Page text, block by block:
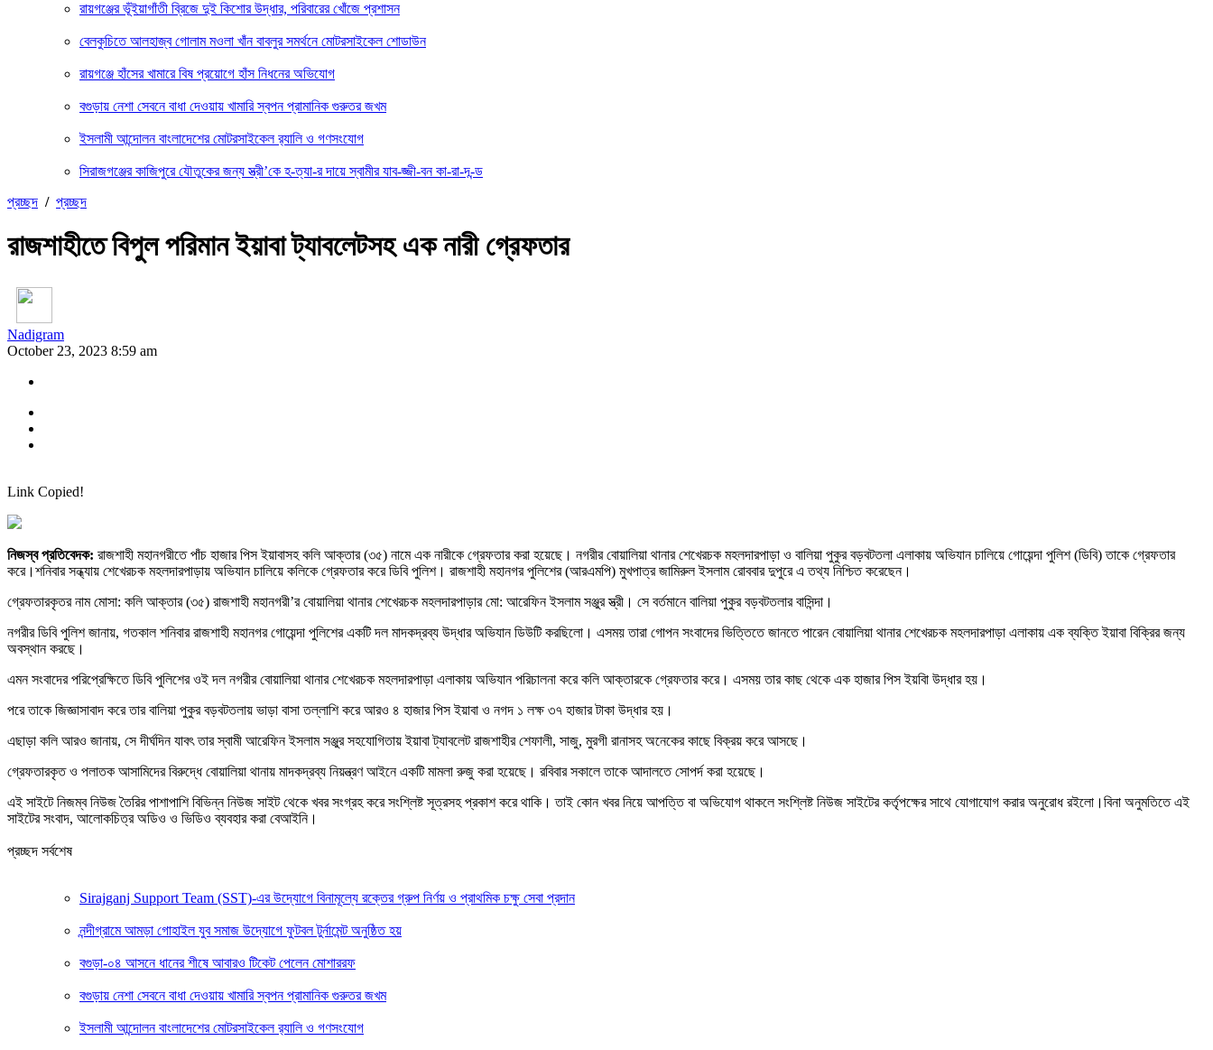
রায়গঞ্জের ভূঁইয়াগাঁতী ব্রিজে দুই কিশোর উদ্ধার, পরিবারের খোঁজে প্রশাসন
বেলকুচিতে আলহাজ্ব গোলাম মওলা খাঁন বাবলুর সমর্থনে মোটরসাইকেল শোডাউন
রায়গঞ্জে হাঁসের খামারে বিষ প্রয়োগে হাঁস নিধনের অভিযোগ
বগুড়ায় নেশা সেবনে বাধা দেওয়ায় খামারি স্বপন প্রামানিক গুরুতর জখম
ইসলামী আন্দোলন বাংলাদেশের মোটরসাইকেল র‍্যালি ও গণসংযোগ
সিরাজগঞ্জের কাজিপুরে যৌতুকের জন্য স্ত্রী’কে হ-ত্যা-র দায়ে স্বামীর যাব-জ্জী-বন কা-রা-দ-ন্ড
প্রচ্ছদ / প্রচ্ছদ
রাজশাহীতে বিপুল পরিমান ইয়াবা ট্যাবলেটসহ এক নারী গ্রেফতার
Nadigram
October 23, 2023 8:59 am
Link Copied!
নিজস্ব প্রতিবেদক: রাজশাহী মহানগরীতে পাঁচ হাজার পিস ইয়াবাসহ কলি আক্তার (৩৫) নামে এক নারীকে গ্রেফতার করা হয়েছে। নগরীর বোয়ালিয়া থানার শেখেরচক মহলদারপাড়া ও বালিয়া পুকুর বড়বটতলা এলাকায় অভিযান চালিয়ে গোয়েন্দা পুলিশ (ডিবি) তাকে গ্রেফতার
করে।শনিবার সন্ধ্যায় শেখেরচক মহলদারপাড়ায় অভিযান চালিয়ে কলিকে গ্রেফতার করে ডিবি পুলিশ। রাজশাহী মহানগর পুলিশের (আরএমপি) মুখপাত্র জামিরুল ইসলাম রোববার দুপুরে এ তথ্য নিশ্চিত করেছেন।
গ্রেফতারকৃতর নাম মোসা: কলি আক্তার (৩৫) রাজশাহী মহানগরী’র বোয়ালিয়া থানার শেখেরচক মহলদারপাড়ার মো: আরেফিন ইসলাম সঞ্জুর স্ত্রী। সে বর্তমানে বালিয়া পুকুর বড়বটতলার বাসিন্দা।
নগরীর ডিবি পুলিশ জানায়, গতকাল শনিবার রাজশাহী মহানগর গোয়েন্দা পুলিশের একটি দল মাদকদ্রব্য উদ্ধার অভিযান ডিউটি করছিলো। এসময় তারা গোপন সংবাদের ভিত্তিতে জানতে পারেন বোয়ালিয়া থানার শেখেরচক মহলদারপাড়া এলাকায় এক ব্যক্তি ইয়াবা বিক্রির জন্য
অবস্থান করছে।
এমন সংবাদের পরিপ্রেক্ষিতে ডিবি পুলিশের ওই দল নগরীর বোয়ালিয়া থানার শেখেরচক মহলদারপাড়া এলাকায় অভিযান পরিচালনা করে কলি আক্তারকে গ্রেফতার করে। এসময় তার কাছ থেকে এক হাজার পিস ইয়বিা উদ্ধার হয়।
পরে তাকে জিজ্ঞাসাবাদ করে তার বালিয়া পুকুর বড়বটতলায় ভাড়া বাসা তল্লাশি করে আরও ৪ হাজার পিস ইয়াবা ও নগদ ১ লক্ষ ৩৭ হাজার টাকা উদ্ধার হয়।
এছাড়া কলি আরও জানায়, সে দীর্ঘদিন যাবৎ তার স্বামী আরেফিন ইসলাম সঞ্জুর সহযোগিতায় ইয়াবা ট্যাবলেট রাজশাহীর শেফালী, সাজু, মুরগী রানাসহ অনেকের কাছে বিক্রয় করে আসছে।
গ্রেফতারকৃত ও পলাতক আসামিদের বিরুদ্ধে বোয়ালিয়া থানায় মাদকদ্রব্য নিয়ন্ত্রণ আইনে একটি মামলা রুজু করা হয়েছে। রবিবার সকালে তাকে আদালতে সোপর্দ করা হয়েছে।
এই সাইটে নিজম্ব নিউজ তৈরির পাশাপাশি বিভিন্ন নিউজ সাইট থেকে খবর সংগ্রহ করে সংশ্লিষ্ট সূত্রসহ প্রকাশ করে থাকি। তাই কোন খবর নিয়ে আপত্তি বা অভিযোগ থাকলে সংশ্লিষ্ট নিউজ সাইটের কর্তৃপক্ষের সাথে যোগাযোগ করার অনুরোধ রইলো।বিনা অনুমতিতে এই
সাইটের সংবাদ, আলোকচিত্র অডিও ও ভিডিও ব্যবহার করা বেআইনি।
প্রচ্ছদ সর্বশেষ
Sirajganj Support Team (SST)-এর উদ্যোগে বিনামূল্যে রক্তের গ্রুপ নির্ণয় ও প্রাথমিক চক্ষু সেবা প্রদান
নন্দীগ্রামে আমড়া গোহাইল যুব সমাজ উদ্যোগে ফুটবল টুর্নামেন্ট অনুষ্ঠিত হয়
বগুড়া-০৪ আসনে ধানের শীষে আবারও টিকেট পেলেন মোশাররফ
বগুড়ায় নেশা সেবনে বাধা দেওয়ায় খামারি স্বপন প্রামানিক গুরুতর জখম
ইসলামী আন্দোলন বাংলাদেশের মোটরসাইকেল র‍্যালি ও গণসংযোগ